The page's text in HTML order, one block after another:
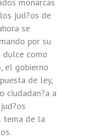
jud?os de
se
por su
dulce como
el gobierno
de ley,
ciudadan?a a
tema de la